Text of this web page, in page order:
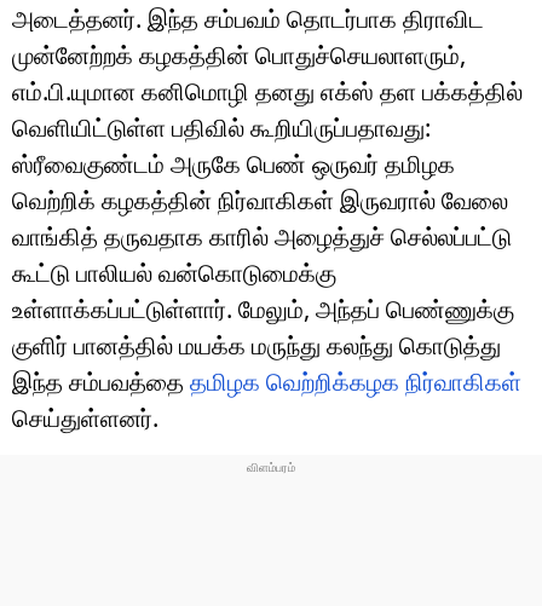
அடைத்தனர். இந்த சம்பவம் தொடர்பாக திராவிட
முன்னேற்றக் கழகத்தின் பொதுச்செயலாளரும்,
எம்.பி.யுமான கனிமொழி தனது எக்ஸ் தள பக்கத்தில்
வெளியிட்டுள்ள பதிவில் கூறியிருப்பதாவது:
ஸ்ரீவைகுண்டம் அருகே பெண் ஒருவர் தமிழக
வெற்றிக் கழகத்தின் நிர்வாகிகள் இருவரால் வேலை
வாங்கித் தருவதாக காரில் அழைத்துச் செல்லப்பட்டு
கூட்டு பாலியல் வன்கொடுமைக்கு
உள்ளாக்கப்பட்டுள்ளார். மேலும், அந்தப் பெண்ணுக்கு
குளிர் பானத்தில் மயக்க மருந்து கலந்து கொடுத்து
இந்த சம்பவத்தை தமிழக வெற்றிக்கழக நிர்வாகிகள்
செய்துள்ளனர்.